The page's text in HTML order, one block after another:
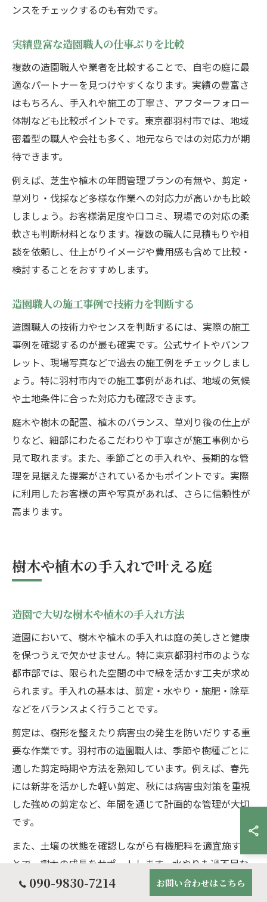
ンスをチェックするのも有効です。
実績豊富な造園職人の仕事ぶりを比較
複数の造園職人や業者を比較することで、自宅の庭に最
適なパートナーを見つけやすくなります。実績の豊富さ
はもちろん、手入れや施工の丁寧さ、アフターフォロー
体制なども比較ポイントです。東京都羽村市では、地域
密着型の職人や会社も多く、地元ならではの対応力が期
待できます。
例えば、芝生や植木の年間管理プランの有無や、剪定・
草刈り・伐採など多様な作業への対応力が高いかも比較
しましょう。お客様満足度や口コミ、現場での対応の柔
軟さも判断材料となります。複数の職人に見積もりや相
談を依頼し、仕上がりイメージや費用感も含めて比較・
検討することをおすすめします。
造園職人の施工事例で技術力を判断する
造園職人の技術力やセンスを判断するには、実際の施工
事例を確認するのが最も確実です。公式サイトやパンフ
レット、現場写真などで過去の施工例をチェックしまし
ょう。特に羽村市内での施工事例があれば、地域の気候
や土地条件に合った対応力も確認できます。
庭木や樹木の配置、植木のバランス、草刈り後の仕上が
りなど、細部にわたるこだわりや丁寧さが施工事例から
見て取れます。また、季節ごとの手入れや、長期的な管
理を見据えた提案がされているかもポイントです。実際
に利用したお客様の声や写真があれば、さらに信頼性が
高まります。
樹木や植木の手入れで叶える庭
造園で大切な樹木や植木の手入れ方法
造園において、樹木や植木の手入れは庭の美しさと健康
を保つうえで欠かせません。特に東京都羽村市のような
都市部では、限られた空間の中で緑を活かす工夫が求め
られます。手入れの基本は、剪定・水やり・施肥・除草
などをバランスよく行うことです。
剪定は、樹形を整えたり病害虫の発生を防いだりする重
要な作業です。羽村市の造園職人は、季節や樹種ごとに
適した剪定時期や方法を熟知しています。例えば、春先
には新芽を活かした軽い剪定、秋には病害虫対策を重視
した強めの剪定など、年間を通じて計画的な管理が大切
です。
また、土壌の状態を確認しながら有機肥料を適宜施すこ
とで、樹木の成長をサポートします。水やりも過不足な
く行い、根腐れや乾燥を防ぐことがポイントです。雑草
090-9830-7214 お問い合わせはこちら